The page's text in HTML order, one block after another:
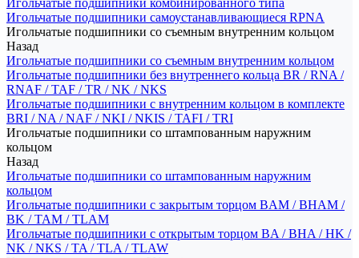
Игольчатые подшипники комбинированного типа
Игольчатые подшипники самоустанавливающиеся RPNA
Игольчатые подшипники со съемным внутренним кольцом
Назад
Игольчатые подшипники со съемным внутренним кольцом
Игольчатые подшипники без внутреннего кольца BR / RNA /
RNAF / TAF / TR / NK / NKS
Игольчатые подшипники с внутренним кольцом в комплекте
BRI / NA / NAF / NKI / NKIS / TAFI / TRI
Игольчатые подшипники со штампованным наружним
кольцом
Назад
Игольчатые подшипники со штампованным наружним
кольцом
Игольчатые подшипники с закрытым торцом BAM / BHAM /
BK / TAM / TLAM
Игольчатые подшипники с открытым торцом BA / BHA / HK /
NK / NKS / TA / TLA / TLAW